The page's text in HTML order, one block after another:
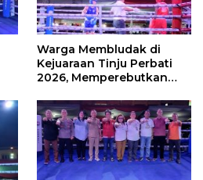
Warga Membludak di
Kejuaraan Tinju Perbati
2026, Memperebutkan